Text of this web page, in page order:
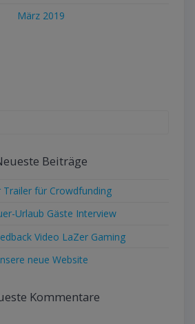
März 2019
Beiträge
Trailer für Crowdfunding
Urlaub Gäste Interview
Video LaZer Gaming
neue Website
Kommentare